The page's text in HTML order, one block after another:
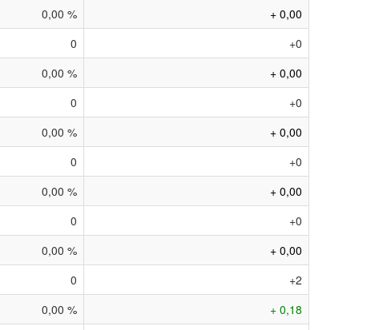
0,00 %
+ 0,00
0
+0
0,00 %
+ 0,00
0
+0
0,00 %
+ 0,00
0
+0
0,00 %
+ 0,00
0
+0
0,00 %
+ 0,00
0
+2
0,00 %
+ 0,18